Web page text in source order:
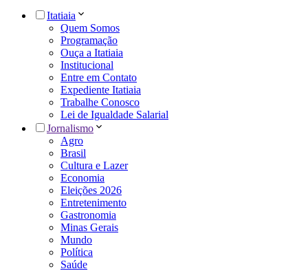
Itatiaia
Quem Somos
Programação
Ouça a Itatiaia
Institucional
Entre em Contato
Expediente Itatiaia
Trabalhe Conosco
Lei de Igualdade Salarial
Jornalismo
Agro
Brasil
Cultura e Lazer
Economia
Eleições 2026
Entretenimento
Gastronomia
Minas Gerais
Mundo
Política
Saúde